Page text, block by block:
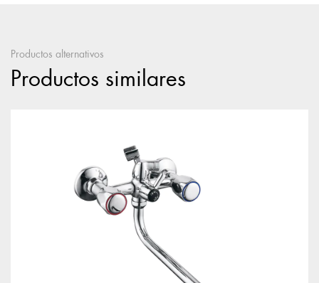
Productos alternativos
Productos similares